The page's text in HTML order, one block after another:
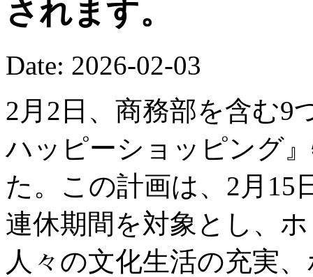
されます。
Date: 2026-02-03
2月2日、商務部を含む9
ハッピーショッピング
た。この計画は、2月15
連休期間を対象とし、
人々の文化生活の充実